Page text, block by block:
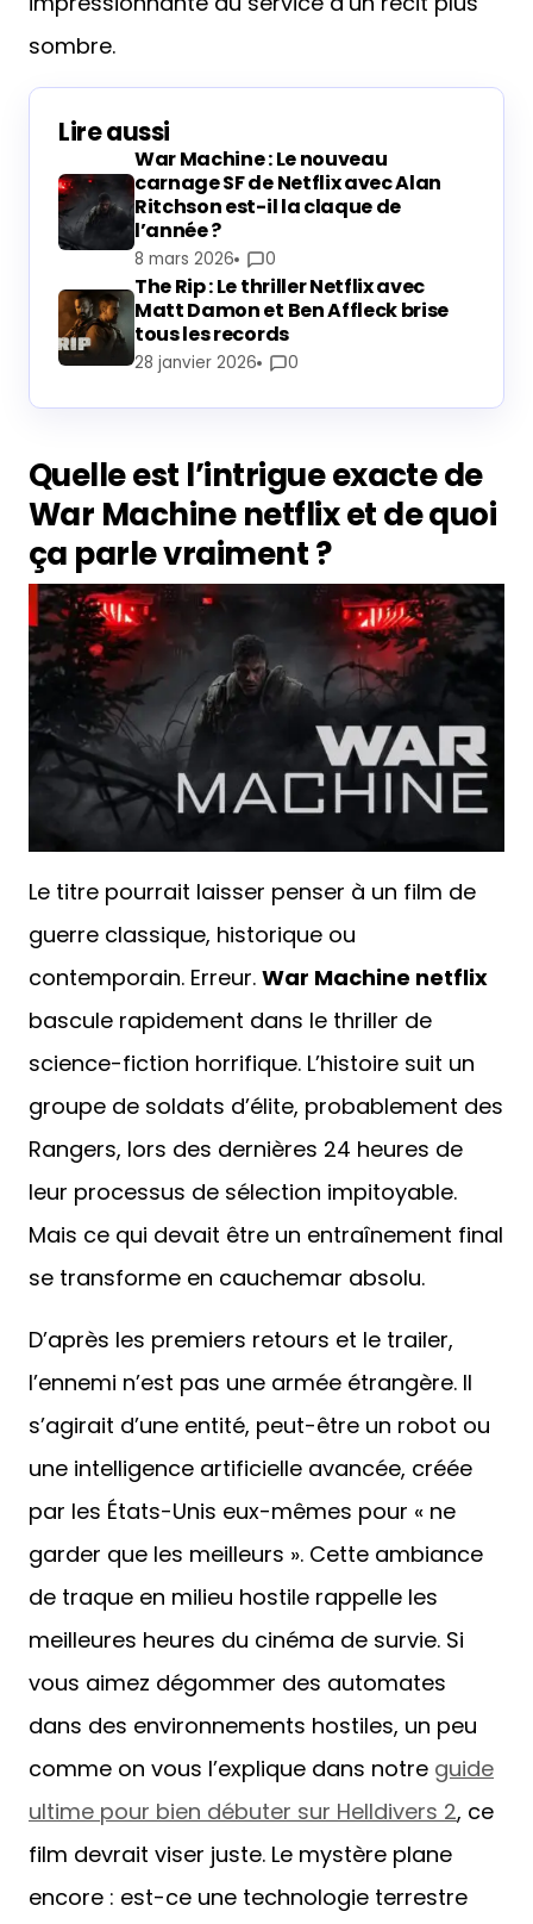
sombre.
Lire aussi
War Machine : Le nouveau
carnage SF de Netflix avec Alan
Ritchson est-il la claque de
l’année ?
8 mars 2026 0
The Rip : Le thriller Netflix avec
Matt Damon et Ben Affleck brise
tous les records
28 janvier 2026 0
Quelle est l’intrigue exacte de
War Machine netflix et de quoi
ça parle vraiment ?
Le titre pourrait laisser penser à un film de
guerre classique, historique ou
contemporain. Erreur. War Machine netflix
bascule rapidement dans le thriller de
science-fiction horrifique. L’histoire suit un
groupe de soldats d’élite, probablement des
Rangers, lors des dernières 24 heures de
leur processus de sélection impitoyable.
Mais ce qui devait être un entraînement final
se transforme en cauchemar absolu.
D’après les premiers retours et le trailer,
l’ennemi n’est pas une armée étrangère. Il
s’agirait d’une entité, peut-être un robot ou
une intelligence artificielle avancée, créée
par les États-Unis eux-mêmes pour « ne
garder que les meilleurs ». Cette ambiance
de traque en milieu hostile rappelle les
meilleures heures du cinéma de survie. Si
vous aimez dégommer des automates
dans des environnements hostiles, un peu
comme on vous l’explique dans notre guide
ultime pour bien débuter sur Helldivers 2, ce
film devrait viser juste. Le mystère plane
encore : est-ce une technologie terrestre